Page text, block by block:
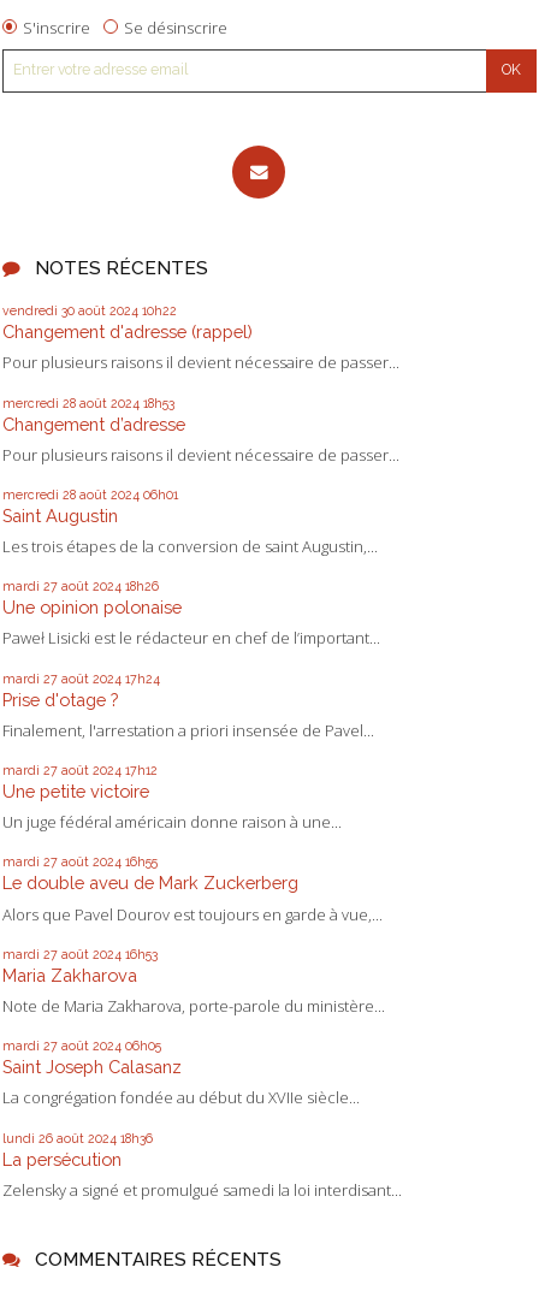
S'inscrire Se désinscrire
NOTES RÉCENTES
vendredi 30 août 2024 10h22
Changement d'adresse (rappel)
Pour plusieurs raisons il devient nécessaire de passer...
mercredi 28 août 2024 18h53
Changement d’adresse
Pour plusieurs raisons il devient nécessaire de passer...
mercredi 28 août 2024 06h01
Saint Augustin
Les trois étapes de la conversion de saint Augustin,...
mardi 27 août 2024 18h26
Une opinion polonaise
Paweł Lisicki est le rédacteur en chef de l’important...
mardi 27 août 2024 17h24
Prise d'otage ?
Finalement, l'arrestation a priori insensée de Pavel...
mardi 27 août 2024 17h12
Une petite victoire
Un juge fédéral américain donne raison à une...
mardi 27 août 2024 16h55
Le double aveu de Mark Zuckerberg
Alors que Pavel Dourov est toujours en garde à vue,...
mardi 27 août 2024 16h53
Maria Zakharova
Note de Maria Zakharova, porte-parole du ministère...
mardi 27 août 2024 06h05
Saint Joseph Calasanz
La congrégation fondée au début du XVIIe siècle...
lundi 26 août 2024 18h36
La persécution
Zelensky a signé et promulgué samedi la loi interdisant...
COMMENTAIRES RÉCENTS